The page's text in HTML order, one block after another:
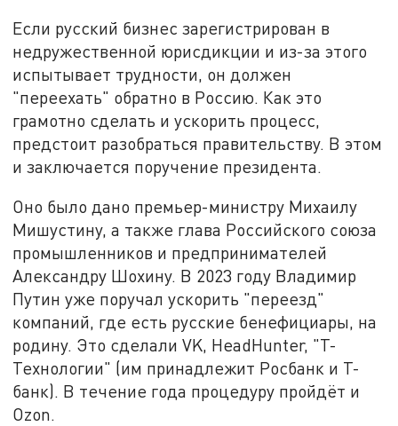
Если русский бизнес зарегистрирован в
недружественной юрисдикции и из-за этого
испытывает трудности, он должен
"переехать" обратно в Россию. Как это
грамотно сделать и ускорить процесс,
предстоит разобраться правительству. В этом
и заключается поручение президента.
Оно было дано премьер-министру Михаилу
Мишустину, а также глава Российского союза
промышленников и предпринимателей
Александру Шохину. В 2023 году Владимир
Путин уже поручал ускорить "переезд"
компаний, где есть русские бенефициары, на
родину. Это сделали VK, HeadHunter, "Т-
Технологии" (им принадлежит Росбанк и Т-
банк). В течение года процедуру пройдёт и
Ozon.